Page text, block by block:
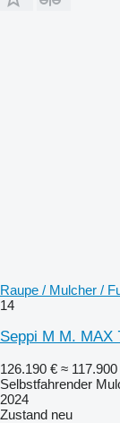
Raupe / Mulcher /
14
Seppi M M. MAX
126.190 € ≈
Selbstfahrender
2024
Zustand neu